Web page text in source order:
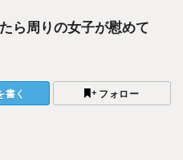
ら周りの女子が慰めて
書く フォロー